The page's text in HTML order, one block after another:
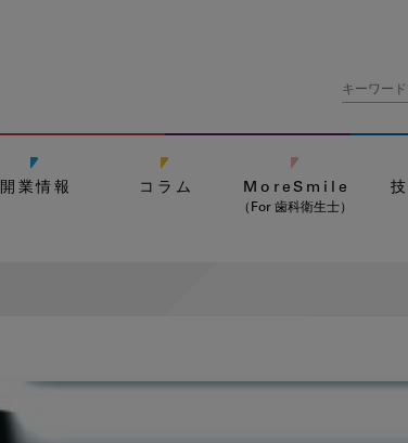
開業情報 コラム MoreSmile
（For 歯科衛生士）